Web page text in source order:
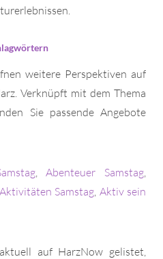
weitere Perspektiven auf
Verknüpft mit dem Thema
Sie passende Angebote
,Abenteuer Samstag
Samstag Aktiv sein
auf HarzNow gelistet,